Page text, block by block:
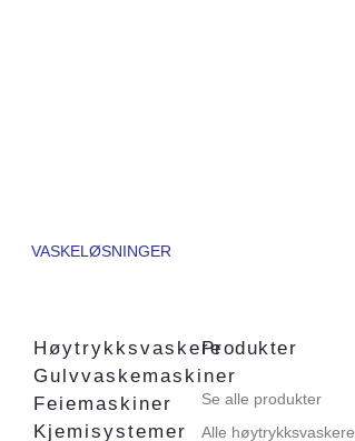
VASKELØSNINGER
Høytrykksvaskere
Gulvvaskemaskiner
Feiemaskiner
Kjemisystemer
Produkter
Se alle produkter
Alle høytrykksvaskere